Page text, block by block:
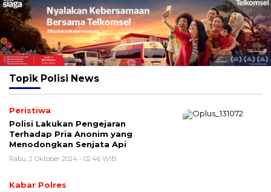
Topik Polisi News
Peristiwa
Polisi Lakukan Pengejaran
Terhadap Pria Anonim yang
Menodongkan Senjata Api
Rabu, 2 Oktober 2024 - 02:46 WIB
Kabar Polres